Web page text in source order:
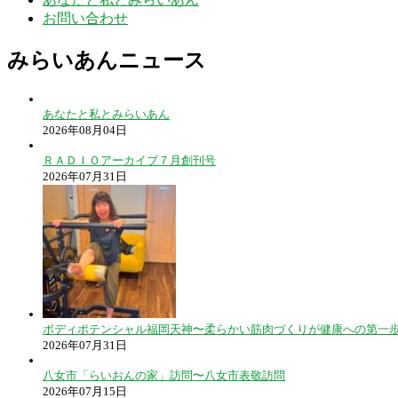
お問い合わせ
みらいあんニュース
あなたと私とみらいあん
2026年08月04日
ＲＡＤＩＯアーカイブ７月創刊号
2026年07月31日
ボディポテンシャル福岡天神〜柔らかい筋肉づくりが健康への第一
2026年07月31日
八女市「らいおんの家」訪問〜八女市表敬訪問
2026年07月15日